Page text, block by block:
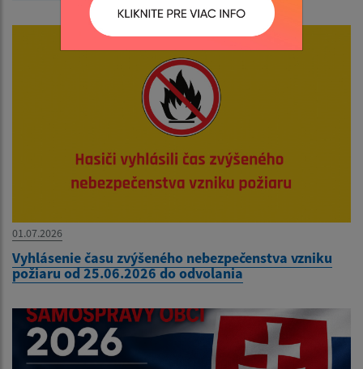
01.07.2026
Vyhlásenie času zvýšeného nebezpečenstva vzniku
požiaru od 25.06.2026 do odvolania